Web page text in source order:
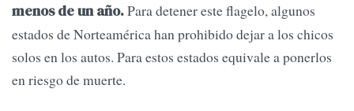
menos de un año.Para detener este flagelo, algunos
estados de Norteamérica han prohibido dejar a los chicos
solos en los autos. Para estos estados equivale a ponerlos
en riesgo de muerte.